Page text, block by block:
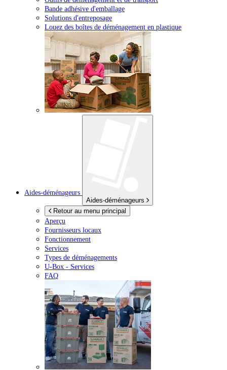
Bande adhésive d'emballage
Solutions d'entreposage
Louez des boîtes de déménagement en plastique
Aides-déménageurs
Aides-déménageurs
Retour au menu principal
Aperçu
Fournisseurs locaux
Fonctionnement
Services
Types de déménagements
U-Box - Services
FAQ